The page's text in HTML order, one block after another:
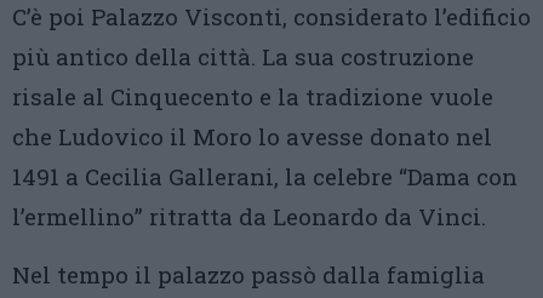
C’è poi Palazzo Visconti, considerato l’edificio
più antico della città. La sua costruzione
risale al Cinquecento e la tradizione vuole
che Ludovico il Moro lo avesse donato nel
1491 a Cecilia Gallerani, la celebre “Dama con
l’ermellino” ritratta da Leonardo da Vinci.
Nel tempo il palazzo passò dalla famiglia